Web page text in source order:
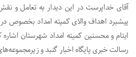
آقای خداپرست در این دیدار به تعامل‌ و
ایتام‌ و محسنین کمیته امداد شهرستان
رسالت‌ خبری پایگاه اخبار گنبد و